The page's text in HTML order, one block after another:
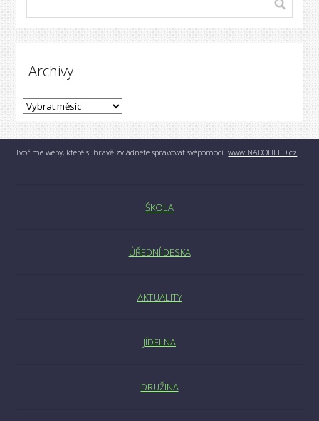
Archivy
Tvoříme weby, které si hravě zvládnete spravovat svépomocí.www.NADOHLED.cz
ŠKOLA
ÚŘEDNÍ DESKA
AKTUALITY
JÍDELNA
DRUŽINA